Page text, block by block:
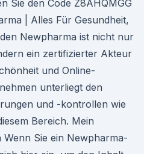
Sie den Code Z8AHQMGG
| Alles Für Gesundheit,
Newpharma ist nicht nur
ein zertifizierter Akteur
und Online-
unterliegt den
und -kontrollen wie
Bereich. Mein
Sie ein Newpharma-